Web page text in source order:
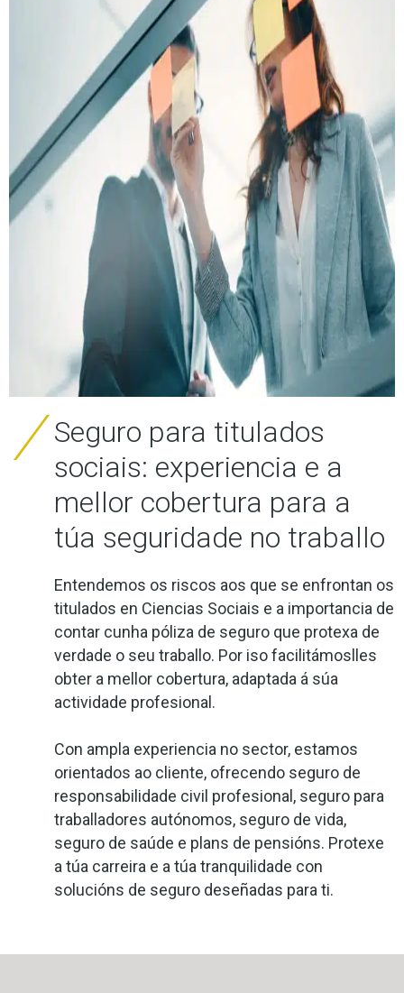
Seguro para titulados
sociais: experiencia e a
mellor cobertura para a
túa seguridade no traballo
Entendemos os riscos aos que se enfrontan os
titulados en Ciencias Sociais e a importancia de
contar cunha póliza de seguro que protexa de
verdade o seu traballo. Por iso facilitámoslles
obter a mellor cobertura, adaptada á súa
actividade profesional.
Con ampla experiencia no sector, estamos
orientados ao cliente, ofrecendo seguro de
responsabilidade civil profesional, seguro para
traballadores autónomos, seguro de vida,
seguro de saúde e plans de pensións. Protexe
a túa carreira e a túa tranquilidade con
solucións de seguro deseñadas para ti.